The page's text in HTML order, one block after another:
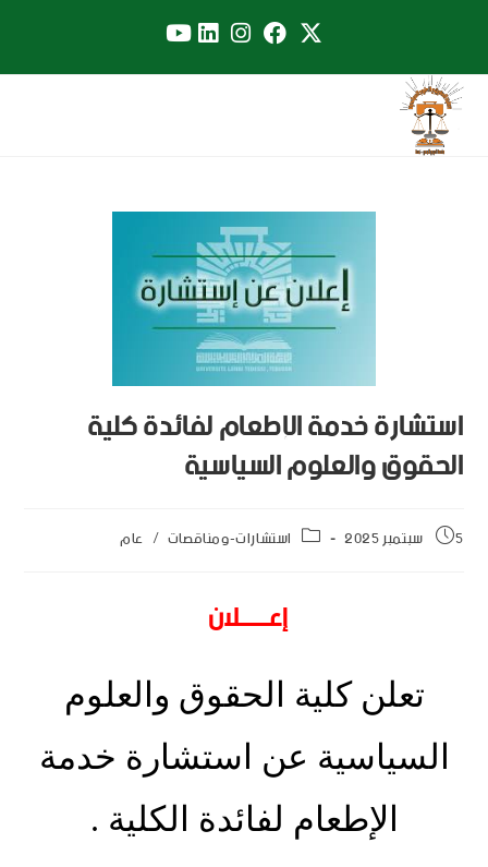
استشارة خدمة الإطعام لفائدة كلية
الحقوق والعلوم السياسية
5 سبتمبر 2025 استشارات-ومناقصات / عام
إعـــــــلان
تعلن كلية الحقوق والعلوم
السياسية عن استشارة خدمة
الإطعام لفائدة الكلية .